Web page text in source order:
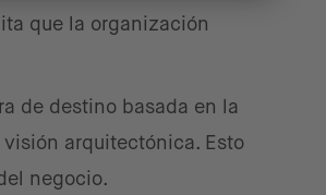
que la organización
de destino basada en la
arquitectónica. Esto
negocio.